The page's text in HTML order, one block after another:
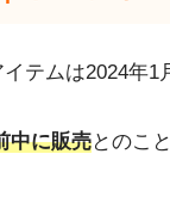
テムは2024年1
中に販売とのこ